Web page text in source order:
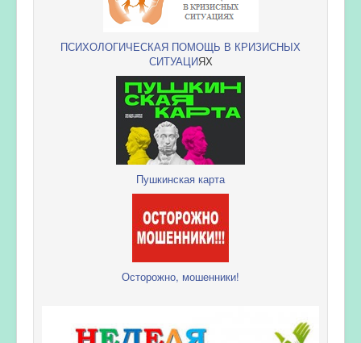
ПСИХОЛОГИЧЕСКАЯ ПОМОЩЬ В КРИЗИСНЫХ
СИТУАЦИЯХ
Пушкинская карта
Осторожно, мошенники!